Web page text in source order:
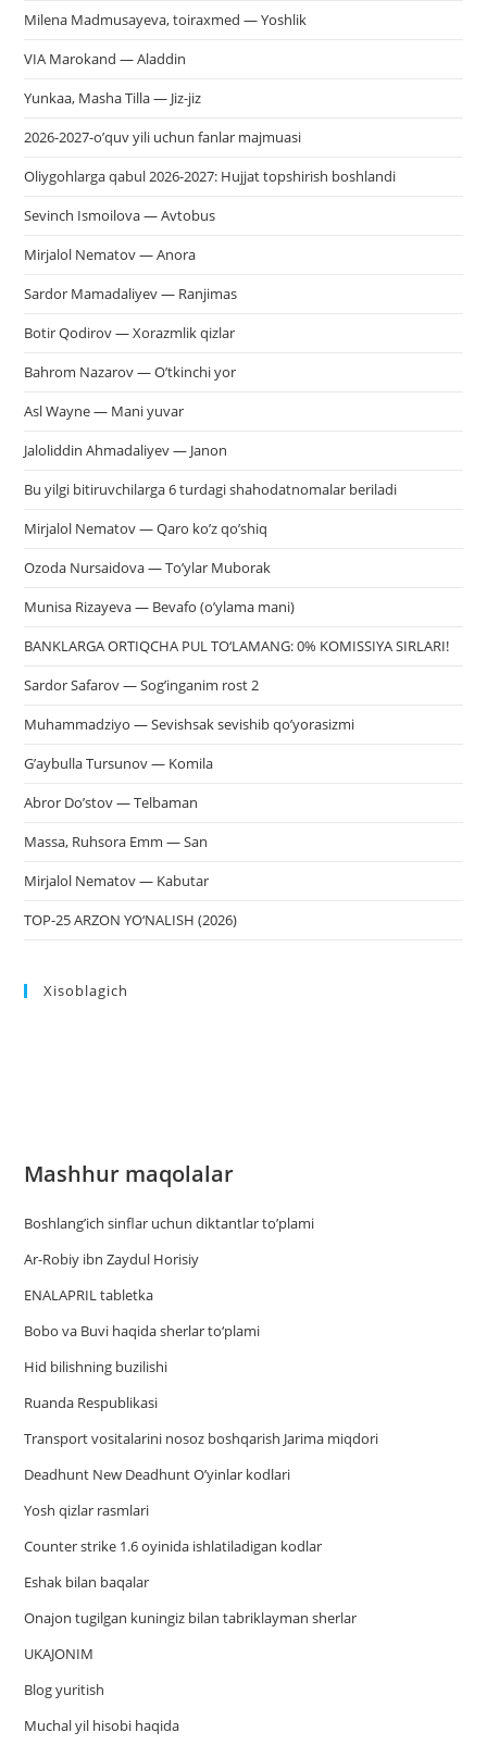
Milena Madmusayeva, toiraxmed — Yoshlik
VIA Marokand — Aladdin
Yunkaa, Masha Tilla — Jiz-jiz
2026-2027-o’quv yili uchun fanlar majmuasi
Oliygohlarga qabul 2026-2027: Hujjat topshirish boshlandi
Sevinch Ismoilova — Avtobus
Mirjalol Nematov — Anora
Sardor Mamadaliyev — Ranjimas
Botir Qodirov — Xorazmlik qizlar
Bahrom Nazarov — O’tkinchi yor
Asl Wayne — Mani yuvar
Jaloliddin Ahmadaliyev — Janon
Bu yilgi bitiruvchilarga 6 turdagi shahodatnomalar beriladi
Mirjalol Nematov — Qaro ko’z qo’shiq
Ozoda Nursaidova — To’ylar Muborak
Munisa Rizayeva — Bevafo (o’ylama mani)
BANKLARGA ORTIQCHA PUL TO‘LAMANG: 0% KOMISSIYA SIRLARI!
Sardor Safarov — Sog’inganim rost 2
Muhammadziyo — Sevishsak sevishib qo’yorasizmi
G’aybulla Tursunov — Komila
Abror Do’stov — Telbaman
Massa, Ruhsora Emm — San
Mirjalol Nematov — Kabutar
TOP-25 ARZON YO‘NALISH (2026)
Xisoblagich
Mashhur maqolalar
Boshlang’ich sinflar uchun diktantlar to’plami
Ar-Robiy ibn Zaydul Horisiy
ENALAPRIL tabletka
Bobo va Buvi haqida sherlar to‘plami
Hid bilishning buzilishi
Ruanda Respublikasi
Trаnsport vositаlаrini nosoz boshqаrish Jаrimа miqdori
Deadhunt New Deadhunt O’yinlar kodlari
Yosh qizlar rasmlari
Counter strike 1.6 oyinida ishlatiladigan kodlar
Eshak bilan baqalar
Onajon tugilgan kuningiz bilan tabriklayman sherlar
UKAJONIM
Blog yuritish
Muchal yil hisobi haqida